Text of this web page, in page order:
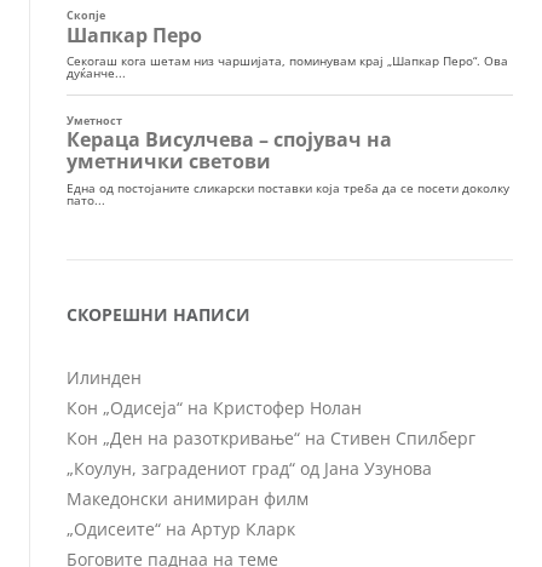
СКОРЕШНИ НАПИСИ
Илинден
Кон „Одисеја“ на Кристофер Нолан
Кон „Ден на разоткривање“ на Стивен Спилберг
„Коулун, заградениот град“ од Јана Узунова
Македонски анимиран филм
„Одисеите“ на Артур Кларк
Боговите паднаа на теме